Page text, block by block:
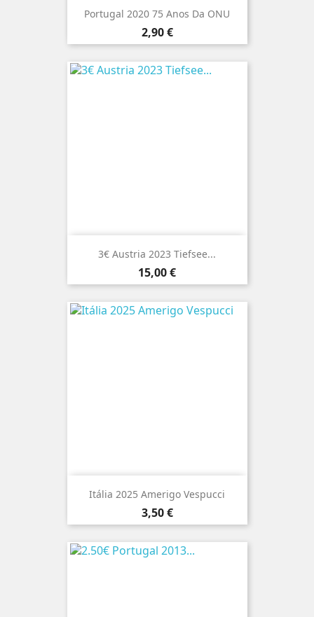
Portugal 2020 75 Anos Da ONU
Preço
2,90 €
3€ Austria 2023 Tiefsee...
Preço
15,00 €
Itália 2025 Amerigo Vespucci
Preço
3,50 €